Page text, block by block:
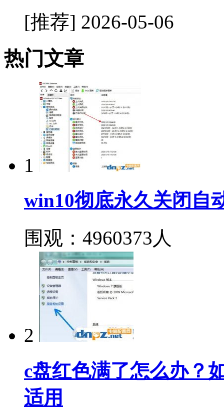
[推荐] 2026-05-06
热门文章
1
win10彻底永久关闭自
围观：4960373人
2
c盘红色满了怎么办？
适用